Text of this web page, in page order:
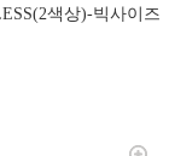
색상)-빅사이즈